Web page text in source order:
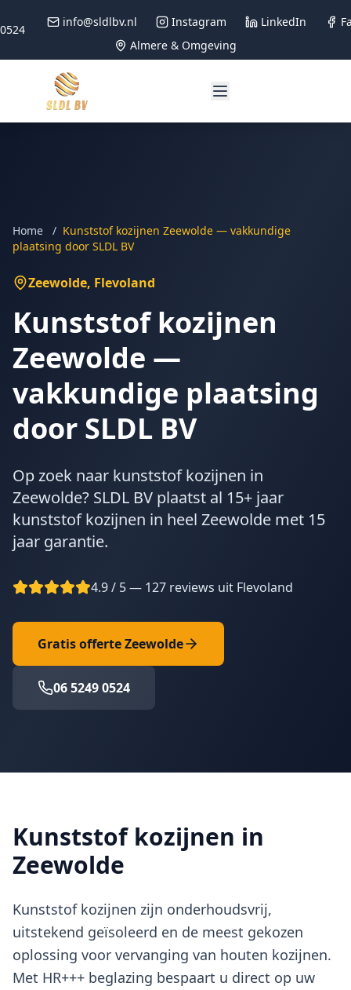
info@sldlbv.nl Instagram LinkedIn
Almere & Omgeving
Home / Kunststof kozijnen Zeewolde — vakkundige
plaatsing door SLDL BV
Zeewolde, Flevoland
Kunststof kozijnen
Zeewolde —
vakkundige plaatsing
door SLDL BV
Op zoek naar kunststof kozijnen in
Zeewolde? SLDL BV plaatst al 15+ jaar
kunststof kozijnen in heel Zeewolde met 15
jaar garantie.
4.9 / 5 — 127 reviews uit Flevoland
Gratis offerteZeewolde
06 5249 0524
Kunststof kozijnen in
Zeewolde
Kunststof kozijnen zijn onderhoudsvrij,
uitstekend geïsoleerd en de meest gekozen
oplossing voor vervanging van houten kozijnen.
Met HR+++ beglazing bespaart u direct op uw